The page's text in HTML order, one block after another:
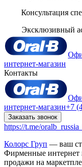
Консультация
Эксклюзивный
интернет-магазин
Контакты
интернет-магазин+7
Заказать звонок
https://t.me/
Колорс Груп — ваш
Фирменные интернет
продажи на